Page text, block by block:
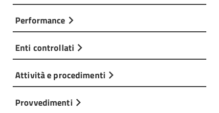
Performance
Enti controllati
Attività e procedimenti
Provvedimenti